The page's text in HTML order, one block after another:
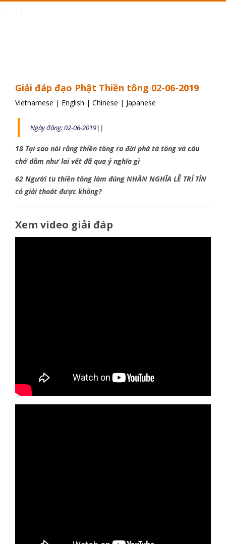
Giải đáp đạo Phật Thiền tông 02-06-2019
Vietnamese | English | Chinese | Japanese
Ngày đăng: 02-06-2019||
18 Tại sao nói rằng thiền tông ra đời phá tà tông và câu
chớ dẫm như lai vết đã qua ý nghĩa gì
62 Người tu thiền tông làm đúng NHÂN NGHĨA LỄ TRÍ TÍN
có giải thoát được không?
Xem video giải đáp